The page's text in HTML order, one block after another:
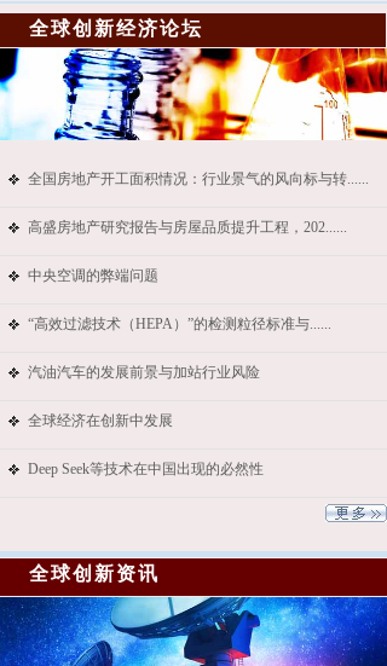
全球创新经济论坛
全国房地产开工面积情况：行业景气的风向标与转......
高盛房地产研究报告与房屋品质提升工程，202......
中央空调的弊端问题
“高效过滤技术（HEPA）”的检测粒径标准与......
汽油汽车的发展前景与加站行业风险
全球经济在创新中发展
Deep Seek等技术在中国出现的必然性
全球创新资讯